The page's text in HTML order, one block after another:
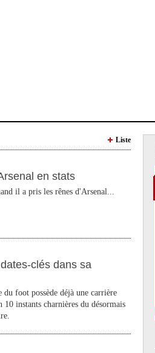
Liste
en stats
il a pris les rênes d'Arsenal...
clés dans sa
foot possède déjà une carrière
instants charnières du désormais